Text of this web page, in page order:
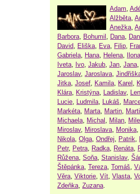
Adam
Alžběta
Anežka
Barbora Bohumil Dana
David Eliška Eva Filip
Gabriela Hana Helena Ilona
Iveta Ivo Jakub Jan Jana
Jaroslav, Jaroslava
Jitka Josef Kamila Karel
Klára Kristýna Ladislav,
Lucie Ludmila Lukáš
Markéta Marta Martin
Michaela Michal Milan
Miroslav, Miroslava Monika
Nikola Olga Ondřej Patrik
Petr, Petra Radka Renáta
Růžena Soňa Stanislav,
Štěpánka Tereza Tomáš
Věra Viktorie Vít Vlasta
Zdeňka Zuzana